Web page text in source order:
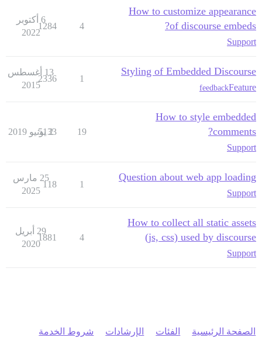
How to customize appearance
of discourse embeds?
Support
4
1284
6 أكتوبر
2022
Styling of Embedded Discourse
Feature
feedback
1
2336
13 أغسطس
2015
How to style embedded
comments?
Support
19
5133
2 يونيو 2019
Question about web app loading
Support
1
118
25 مارس
2025
How to collect all static assets
(js, css) used by discourse
Support
4
1881
29 أبريل
2020
الصفحة الرئيسية الفئات الإرشادات شروط الخدمة